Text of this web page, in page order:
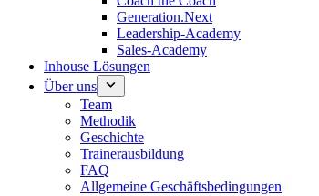
Generation.Next
Leadership-Academy
Sales-Academy
Inhouse Lösungen
Über uns
Team
Methodik
Geschichte
Trainerausbildung
FAQ
Allgemeine Geschäftsbedingungen